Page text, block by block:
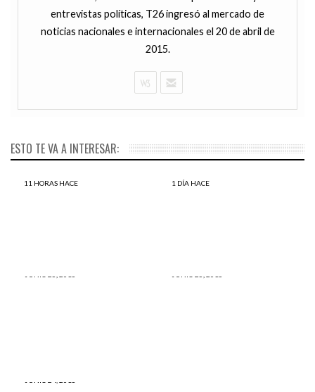
entrevistas políticas, T26 ingresó al mercado de
noticias nacionales e internacionales el 20 de abril de
2015.
ESTO TE VA A INTERESAR:
11 HORAS HACE 1 DÍA HACE